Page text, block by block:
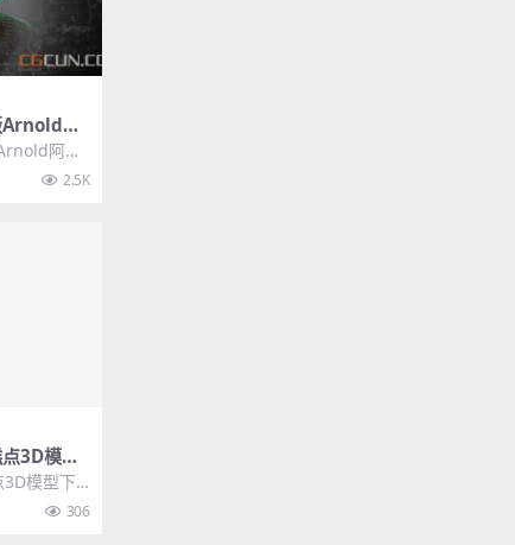
Arnold阿
3.
阿诺
3.2....2.5K
3D模型
模型下
荐: Ble306